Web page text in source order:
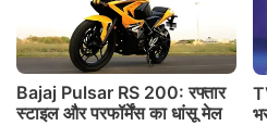
Bajaj Pulsar RS 200: रफ्तार
स्टाइल और परफॉर्मेंस का धांसू मेल